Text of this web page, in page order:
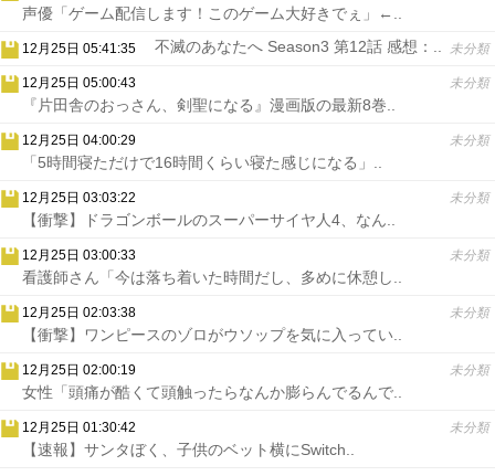
声優「ゲーム配信します！このゲーム大好きでぇ」←..
12月25日 05:41:35 未分類
不滅のあなたへ Season3 第12話 感想：..
12月25日 05:00:43 未分類
『片田舎のおっさん、剣聖になる』漫画版の最新8巻..
12月25日 04:00:29 未分類
「5時間寝ただけで16時間くらい寝た感じになる」..
12月25日 03:03:22 未分類
【衝撃】ドラゴンボールのスーパーサイヤ人4、なん..
12月25日 03:00:33 未分類
看護師さん「今は落ち着いた時間だし、多めに休憩し..
12月25日 02:03:38 未分類
【衝撃】ワンピースのゾロがウソップを気に入ってい..
12月25日 02:00:19 未分類
女性「頭痛が酷くて頭触ったらなんか膨らんでるんで..
12月25日 01:30:42 未分類
【速報】サンタぼく、子供のベット横にSwitch..